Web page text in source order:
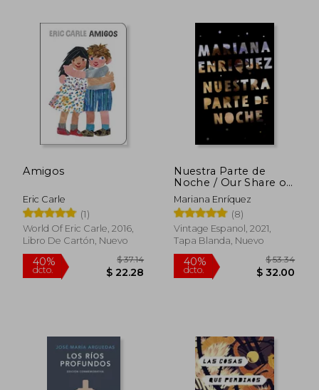
40%
dcto.
45%
dcto.
Amigos
Eric Carle
(1)
World Of Eric Carle, 2016,
Libro De Cartón, Nuevo
Nuestra Parte de
Noche / Our Share of
Night: A Novel
Mariana Enríquez
(8)
Vintage Espanol, 2021,
Tapa Blanda, Nuevo